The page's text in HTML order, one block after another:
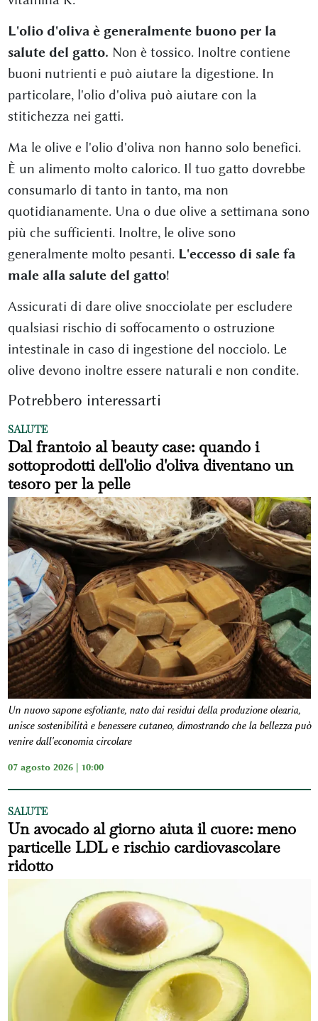
L'olio d'oliva è generalmente buono per la
salute del gatto. Non è tossico. Inoltre contiene
buoni nutrienti e può aiutare la digestione. In
particolare, l'olio d'oliva può aiutare con la
stitichezza nei gatti.
Ma le olive e l'olio d'oliva non hanno solo benefici.
È un alimento molto calorico. Il tuo gatto dovrebbe
consumarlo di tanto in tanto, ma non
quotidianamente. Una o due olive a settimana sono
più che sufficienti. Inoltre, le olive sono
generalmente molto pesanti. L'eccesso di sale fa
male alla salute del gatto!
Assicurati di dare olive snocciolate per escludere
qualsiasi rischio di soffocamento o ostruzione
intestinale in caso di ingestione del nocciolo. Le
olive devono inoltre essere naturali e non condite.
Potrebbero interessarti
SALUTE
Dal frantoio al beauty case: quando i
sottoprodotti dell'olio d'oliva diventano un
tesoro per la pelle
Un nuovo sapone esfoliante, nato dai residui della produzione olearia,
unisce sostenibilità e benessere cutaneo, dimostrando che la bellezza può
venire dall'economia circolare
07 agosto 2026 | 10:00
SALUTE
Un avocado al giorno aiuta il cuore: meno
particelle LDL e rischio cardiovascolare
ridotto